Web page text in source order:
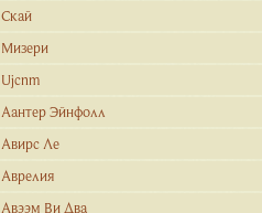
Cкай
Mизери
Ujcnm
Аантер Эйнфолл
Авирс Ле
Аврелия
Авээм Ви Два